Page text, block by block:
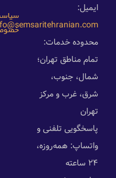
ایمیل:
محدوده خدمات:
تمام مناطق تهران؛
شمال، جنوب،
شرق، غرب و مرکز
تهران
پاسخگویی تلفنی و
واتساپ: همه‌روزه،
۲۴ ساعته